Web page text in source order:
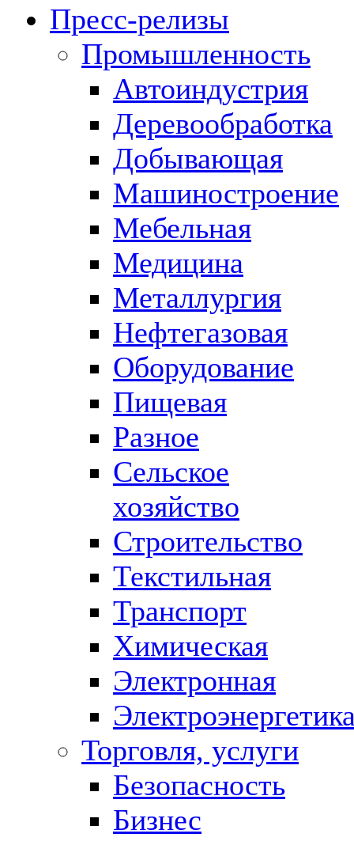
Пресс-релизы
Промышленность
Автоиндустрия
Деревообработка
Добывающая
Машиностроение
Мебельная
Медицина
Металлургия
Нефтегазовая
Оборудование
Пищевая
Разное
Сельское
хозяйство
Строительство
Текстильная
Транспорт
Химическая
Электронная
Торговля, услуги
Безопасность
Бизнес